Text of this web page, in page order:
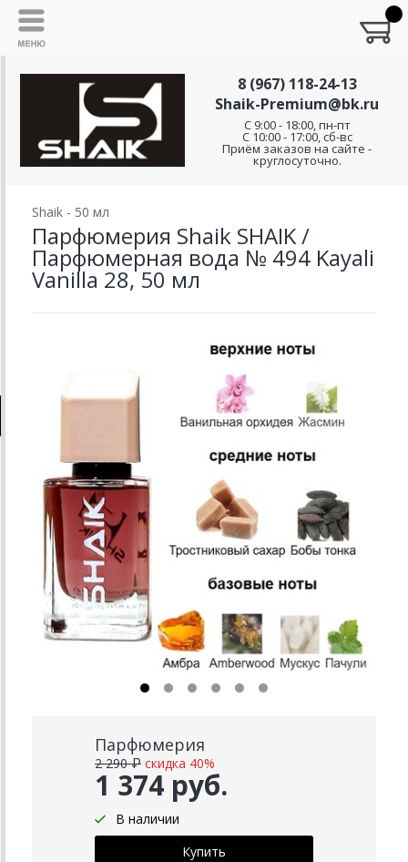
8 (967) 118-24-13
Shaik-Premium@bk.ru
C 9:00 - 18:00, пн-пт
С 10:00 - 17:00, сб-вс
Приём заказов на сайте -
круглосуточно.
Shaik - 50 мл
Парфюмерия Shaik SHAIK /
Парфюмерная вода № 494 Kayali
Vanilla 28, 50 мл
Парфюмерия
1 374 руб.
2 290 ₽ скидка 40%
В наличии